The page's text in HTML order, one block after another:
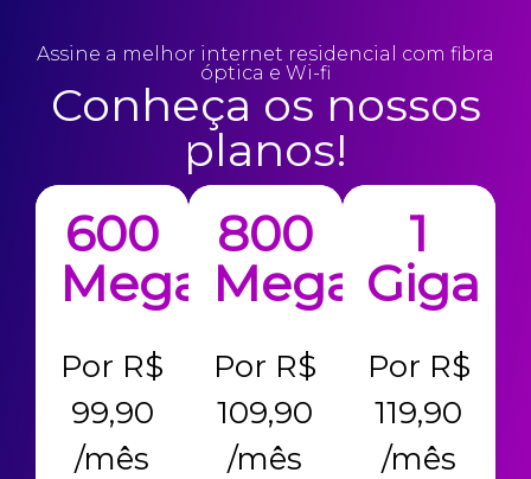
Assine a melhor internet residencial com fibra
óptica e Wi-fi
Conheça os nossos
planos!
600
Mega
Por R$
99,90
/mês
800
Mega
Por R$
109,90
/mês
1
Giga
Por R$
119,90
/mês